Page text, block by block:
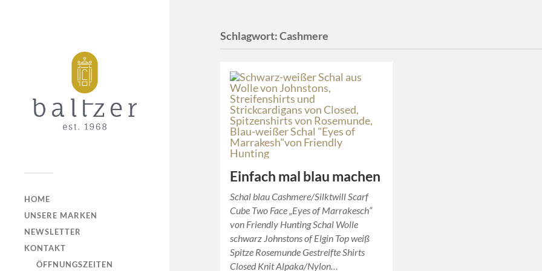
HOME
UNSERE MARKEN
NEWSLETTER
KONTAKT
ÖFFNUNGSZEITEN
Schlagwort:Cashmere
Einfach mal blau machen
Schal blau Cashmere/Silktwill Scarf
Cube Two Face „Eyes of Marrakesch“
von Friendly Hunting Schal Wolle
schwarz Johnstons of Elgin Top weiß
Spitze Rosemunde Gestreifte Shirts
Closed Knit Alpaka/Nylon…